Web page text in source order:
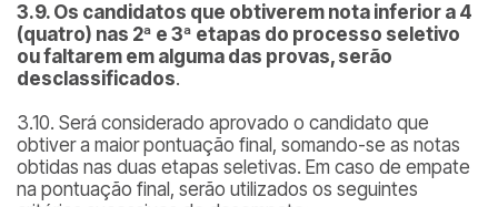
3.9. Os candidatos que obtiverem nota inferior a 4
(quatro) nas 2ª e 3ª etapas do processo seletivo
ou faltarem em alguma das provas, serão
desclassificados.
3.10. Será considerado aprovado o candidato que
obtiver a maior pontuação final, somando-se as notas
obtidas nas duas etapas seletivas. Em caso de empate
na pontuação final, serão utilizados os seguintes